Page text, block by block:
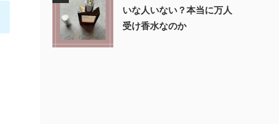
いな人いない？本当に万人
受け香水なのか